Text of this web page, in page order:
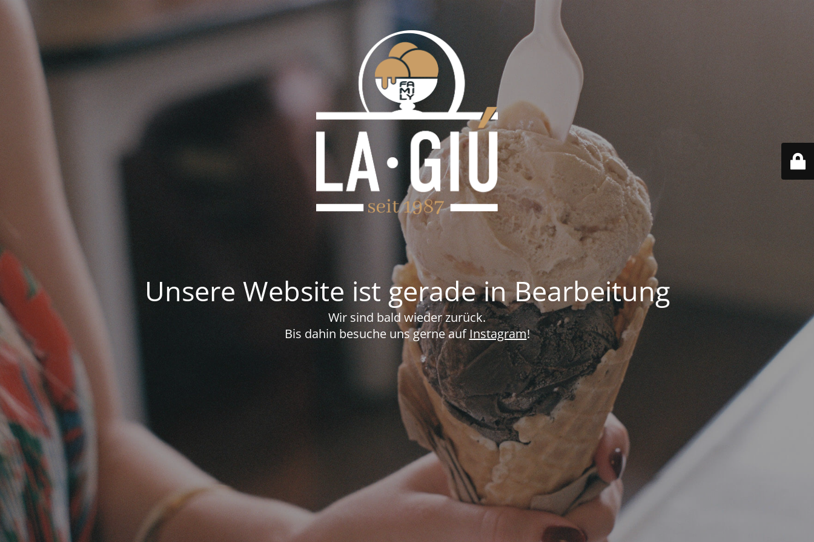
Unsere Website ist gerade in Bearbeitung
Wir sind bald wieder zurück.
Bis dahin besuche uns gerne auf Instagram!